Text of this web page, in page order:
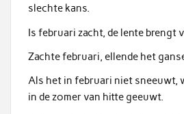
slechte kans.
Is februari zacht, de lente brengt
Zachte februari, ellende het
Als het in februari niet sneeuwt,
in de zomer van hitte geeuwt.